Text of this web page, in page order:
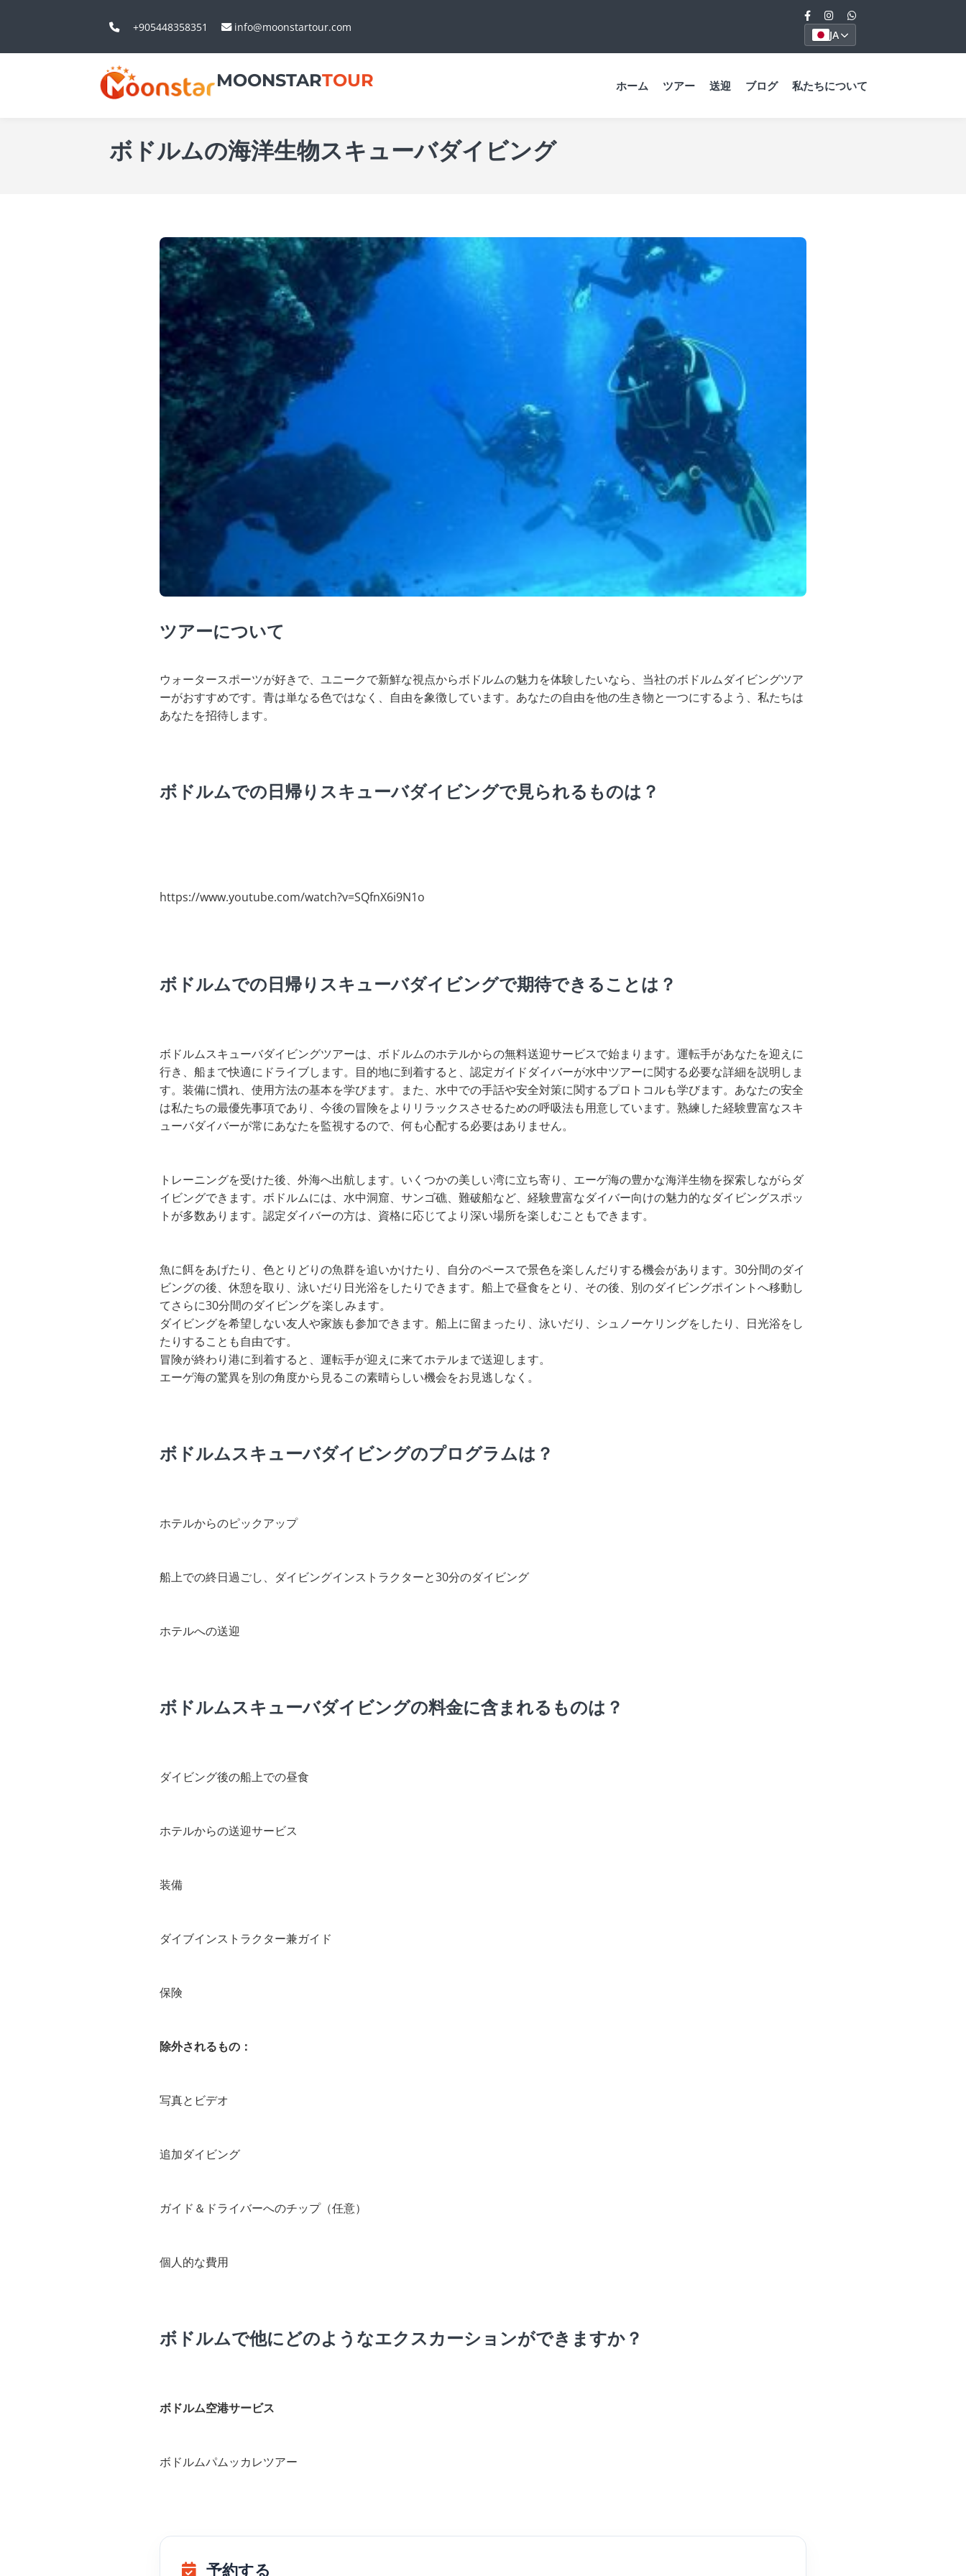
+905448358351 info@moonstartour.com
JA
MOONSTARTOUR ホーム ツアー 送迎 ブログ 私たちについて
ボドルムの海洋生物スキューバダイビング
ツアーについて
ウォータースポーツが好きで、ユニークで新鮮な視点からボドルムの魅力を体験したいなら、当社のボドルムダイビングツア
ーがおすすめです。青は単なる色ではなく、自由を象徴しています。あなたの自由を他の生き物と一つにするよう、私たちは
あなたを招待します。
ボドルムでの日帰りスキューバダイビングで見られるものは？
https://www.youtube.com/watch?v=SQfnX6i9N1o
ボドルムでの日帰りスキューバダイビングで期待できることは？
ボドルムスキューバダイビングツアーは、ボドルムのホテルからの無料送迎サービスで始まります。運転手があなたを迎えに
行き、船まで快適にドライブします。目的地に到着すると、認定ガイドダイバーが水中ツアーに関する必要な詳細を説明しま
す。装備に慣れ、使用方法の基本を学びます。また、水中での手話や安全対策に関するプロトコルも学びます。あなたの安全
は私たちの最優先事項であり、今後の冒険をよりリラックスさせるための呼吸法も用意しています。熟練した経験豊富なスキ
ューバダイバーが常にあなたを監視するので、何も心配する必要はありません。
トレーニングを受けた後、外海へ出航します。いくつかの美しい湾に立ち寄り、エーゲ海の豊かな海洋生物を探索しながらダ
イビングできます。ボドルムには、水中洞窟、サンゴ礁、難破船など、経験豊富なダイバー向けの魅力的なダイビングスポッ
トが多数あります。認定ダイバーの方は、資格に応じてより深い場所を楽しむこともできます。
魚に餌をあげたり、色とりどりの魚群を追いかけたり、自分のペースで景色を楽しんだりする機会があります。30分間のダイ
ビングの後、休憩を取り、泳いだり日光浴をしたりできます。船上で昼食をとり、その後、別のダイビングポイントへ移動し
てさらに30分間のダイビングを楽しみます。
ダイビングを希望しない友人や家族も参加できます。船上に留まったり、泳いだり、シュノーケリングをしたり、日光浴をし
たりすることも自由です。
冒険が終わり港に到着すると、運転手が迎えに来てホテルまで送迎します。
エーゲ海の驚異を別の角度から見るこの素晴らしい機会をお見逃しなく。
ボドルムスキューバダイビングのプログラムは？
ホテルからのピックアップ
船上での終日過ごし、ダイビングインストラクターと30分のダイビング
ホテルへの送迎
ボドルムスキューバダイビングの料金に含まれるものは？
ダイビング後の船上での昼食
ホテルからの送迎サービス
装備
ダイブインストラクター兼ガイド
保険
除外されるもの：
写真とビデオ
追加ダイビング
ガイド＆ドライバーへのチップ（任意）
個人的な費用
ボドルムで他にどのようなエクスカーションができますか？
ボドルム空港サービス
ボドルムパムッカレツアー
予約する